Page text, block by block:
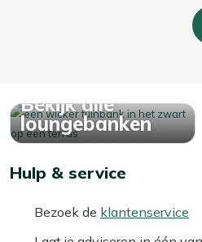
Bekijk alle
loungebanken
Hulp & service
Bezoek de klantenservice